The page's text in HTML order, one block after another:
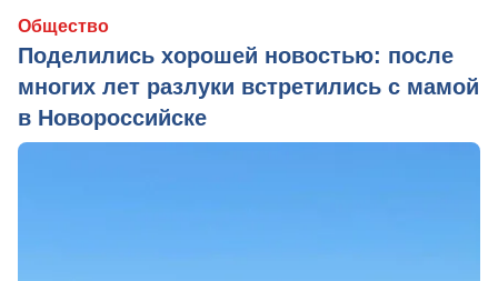
Общество
Поделились хорошей новостью: после
многих лет разлуки встретились с мамой
в Новороссийске